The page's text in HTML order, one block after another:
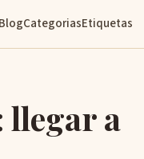
BlogCategoriasEtiquetas
llegar a